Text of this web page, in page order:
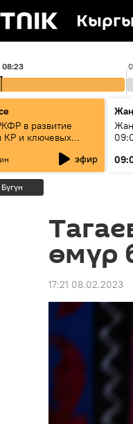
08:23
в развитие
КР и ключевых
эфир
Бүгүн
өмүр
17:21 08.02.2023